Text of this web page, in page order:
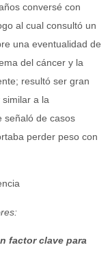
conversé con
al cual consultó un
una eventualidad de
del cáncer y la
resultó ser gran
a la
señaló de casos
perder peso con
factor clave para